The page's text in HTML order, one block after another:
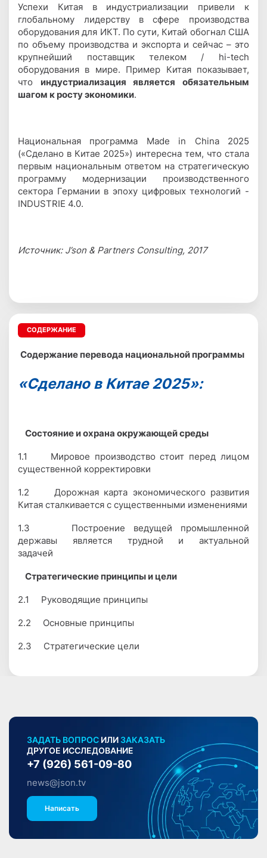
Успехи Китая в индустриализации привели к
глобальному лидерству в сфере производства
оборудования для ИКТ. По сути, Китай обогнал США
по объему производства и экспорта и сейчас – это
крупнейший поставщик телеком / hi-tech
оборудования в мире. Пример Китая показывает,
что индустриализация является обязательным
шагом к росту экономики.
Национальная программа Made in China 2025
(«Сделано в Китае 2025») интересна тем, что стала
первым национальным ответом на стратегическую
программу модернизации производственного
сектора Германии в эпоху цифровых технологий -
INDUSTRIE 4.0.
Источник: J’son & Partners Consulting, 2017
СОДЕРЖАНИЕ
Содержание перевода национальной программы
«Сделано в Китае 2025»:
Состояние и охрана окружающей среды
1.1 Мировое производство стоит перед лицом
существенной корректировки
1.2 Дорожная карта экономического развития
Китая сталкивается с существенными изменениями
1.3 Построение ведущей промышленной
державы является трудной и актуальной
задачей
Стратегические принципы и цели
2.1 Руководящие принципы
2.2 Основные принципы
2.3 Стратегические цели
ЗАДАТЬ ВОПРОС ИЛИ ЗАКАЗАТЬ
ДРУГОЕ ИССЛЕДОВАНИЕ
+7 (926) 561-09-80
news@json.tv
Написать